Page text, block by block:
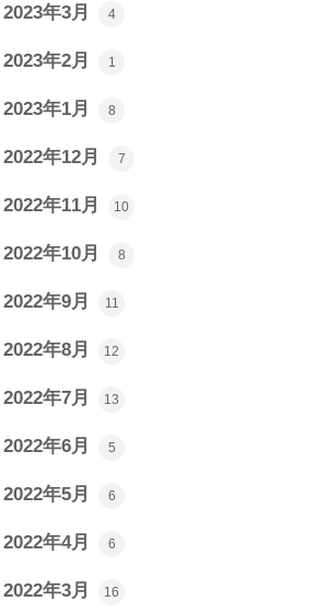
2023年3月 4
2023年2月 1
2023年1月 8
2022年12月 7
2022年11月 10
2022年10月 8
2022年9月 11
2022年8月 12
2022年7月 13
2022年6月 5
2022年5月 6
2022年4月 6
2022年3月 16